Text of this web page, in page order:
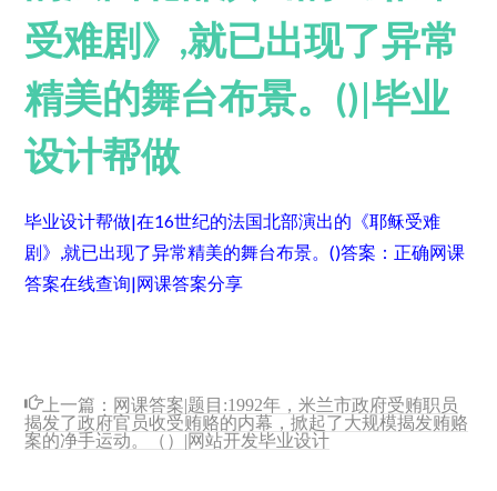
受难剧》,就已出现了异常
精美的舞台布景。()|毕业
设计帮做
毕业设计帮做|在16世纪的法国北部演出的《耶稣受难
剧》,就已出现了异常精美的舞台布景。()答案：正确网课
答案在线查询|网课答案分享
上一篇： 网课答案|题目:1992年，米兰市政府受贿职员
揭发了政府官员收受贿赂的内幕，掀起了大规模揭发贿赂
案的净手运动。（）|网站开发毕业设计